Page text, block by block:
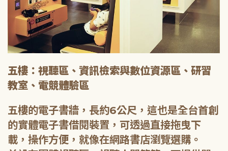
五樓：視聽區、資訊檢索與數位資源區、研習
教室、電競體驗區
五樓的電子書牆，長約6公尺，這也是全台首創
的實體電子書借閱裝置，可透過直接拖曳下
載，操作方便，就像在網路書店瀏覽選購。